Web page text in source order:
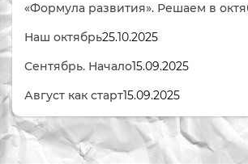
«Формула развития». Решаем в
Наш октябрь25.10.2025
Сентябрь. Начало15.09.2025
Август как старт15.09.2025